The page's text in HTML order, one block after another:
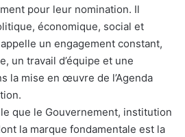
pour leur nomination. Il
économique, social et
un engagement constant,
un travail d’équipe et une
la mise en œuvre de l’Agenda
que le Gouvernement, institution
la marque fondamentale est la